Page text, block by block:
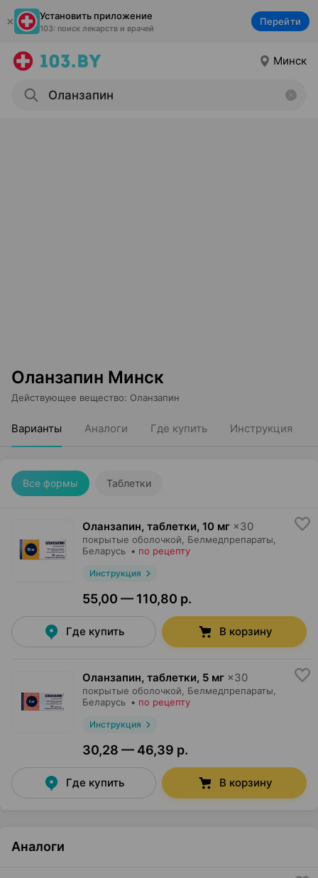
Установить приложение
103: поиск лекарств и врачей
Перейти
Минск
Оланзапин Минск
Действующее вещество: Оланзапин
Варианты Аналоги Где купить Инструкция
Все формы Таблетки
Оланзапин, таблетки, 10 мг ×30
покрытые оболочкой, Белмедпрепараты
Беларусь • по рецепту
Инструкция
55,00 — 110,80 р.
Где купить В корзину
Оланзапин, таблетки, 5 мг ×30
покрытые оболочкой, Белмедпрепараты
Беларусь • по рецепту
Инструкция
30,28 — 46,39 р.
Где купить В корзину
Аналоги